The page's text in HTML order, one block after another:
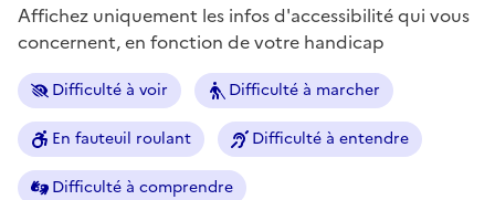
Affichez uniquement les infos d'accessibilité qui vous
concernent, en fonction de votre handicap
Difficulté à voir Difficulté à marcher
En fauteuil roulant Difficulté à entendre
Difficulté à comprendre